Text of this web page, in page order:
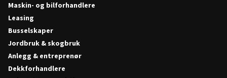
Maskin- og bilforhandlere
Leasing
Busselskaper
Jordbruk & skogbruk
Anlegg & entreprenør
Dekkforhandlere